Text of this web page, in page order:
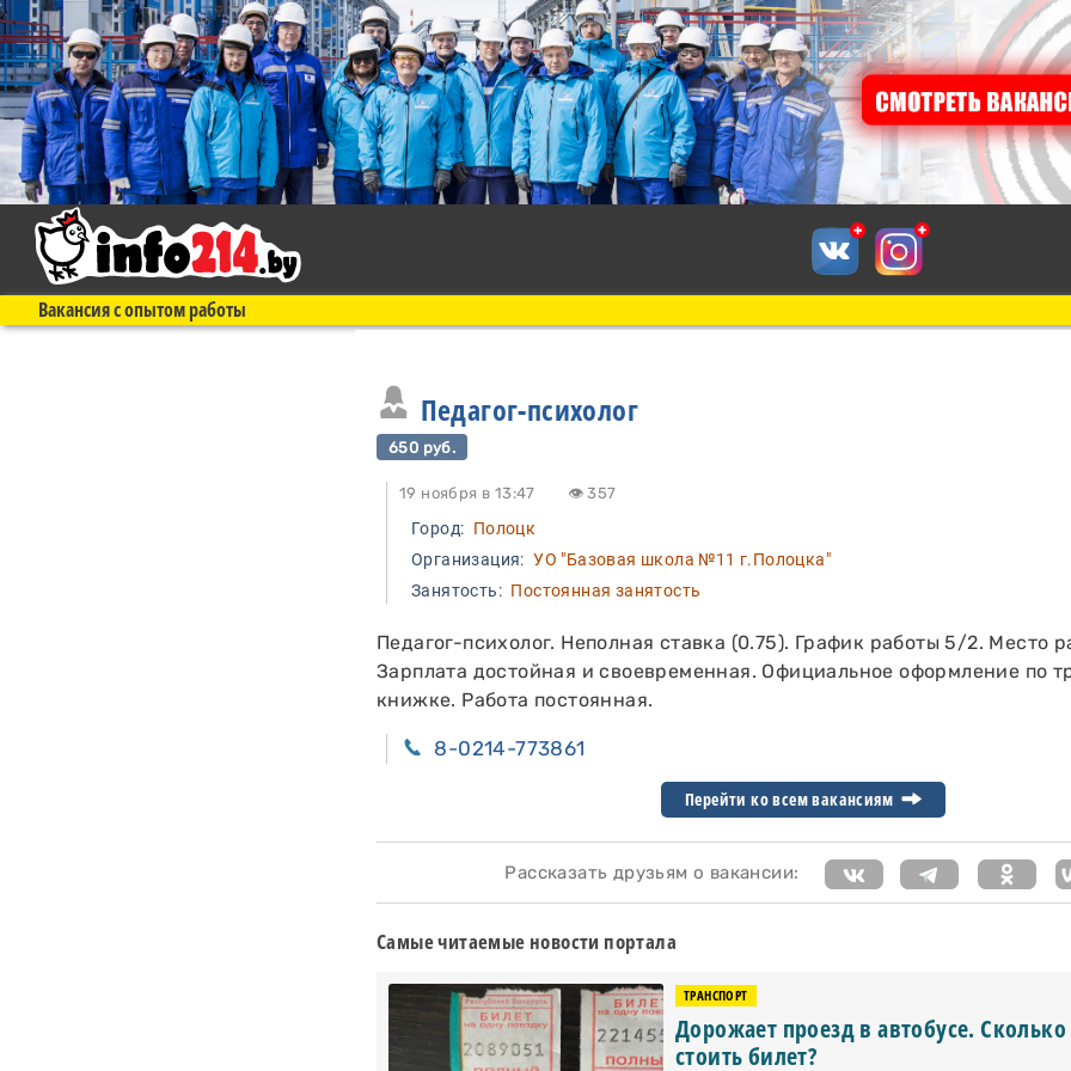
Вакансия с опытом работы
Педагог-психолог
650 руб.
19 ноября в 13:47 👁 357
Город: Полоцк
Организация: УО "Базовая школа №11 г.Полоцка"
Занятость: Постоянная занятость
Педагог-психолог. Неполная ставка (0.75). График работы 5/2. Место
Зарплата достойная и своевременная. Официальное оформление по
книжке. Работа постоянная.
8-0214-773861
Перейти ко всем вакансиям
Рассказать друзьям о вакансии:
Самые читаемые новости портала
ТРАНСПОРТ
Дорожает проезд в автобусе. Сколько
стоить билет?